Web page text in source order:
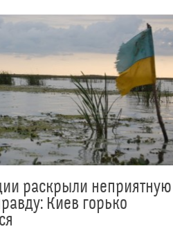
раскрыли
Киев горько